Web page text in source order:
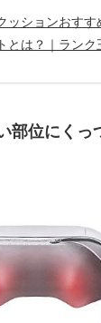
ッションおすす
とは？｜ランク
部位にくっ